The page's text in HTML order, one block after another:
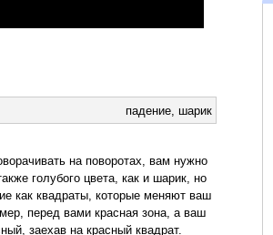
падение, шарик
на поворотах, вам нужно
голубого цвета, как и шарик, но
как квадраты, которые меняют ваш
перед вами красная зона, а ваш
заехав на красный квадрат.